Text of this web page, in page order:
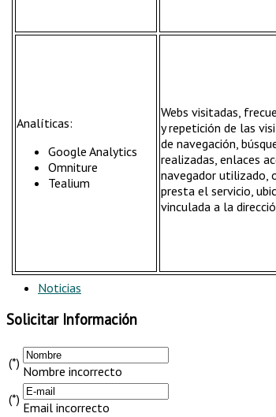
Analíticas:
Google Analytics
Omniture
Tealium
Webs visitadas,
y repetición de las
de navegación,
realizadas, enlaces
navegador utilizado,
presta el servicio,
vinculada a la
Noticias
Solicitar Información
(*)
Nombre incorrecto
(*)
Email incorrecto